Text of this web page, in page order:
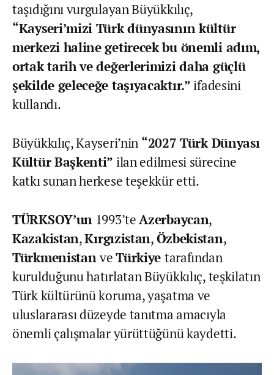
taşıdığını vurgulayan Büyükkılıç,
“Kayseri’mizi Türk dünyasının kültür
merkezi haline getirecek bu önemli adım,
ortak tarih ve değerlerimizi daha güçlü
şekilde geleceğe taşıyacaktır.” ifadesini
kullandı.
Büyükkılıç, Kayseri’nin “2027 Türk Dünyası
Kültür Başkenti” ilan edilmesi sürecine
katkı sunan herkese teşekkür etti.
TÜRKSOY’un 1993’teAzerbaycan,
Kazakistan,Kırgızistan,Özbekistan,
TürkmenistanveTürkiye tarafından
kurulduğunu hatırlatan Büyükkılıç, teşkilatın
Türk kültürünü koruma, yaşatma ve
uluslararası düzeyde tanıtma amacıyla
önemli çalışmalar yürüttüğünü kaydetti.